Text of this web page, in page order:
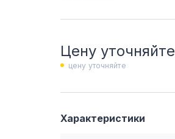
Цену уточняйте
цену уточняйте
Характеристики